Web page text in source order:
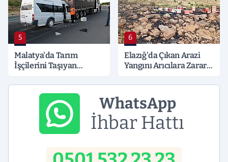
5
Malatya'da Tarım
İşçilerini Taşıyan
Yaralı
6
Elazığ'da Çıkan Arazi
Yangını Arıcılara Zarar
WhatsApp
İhbar Hattı